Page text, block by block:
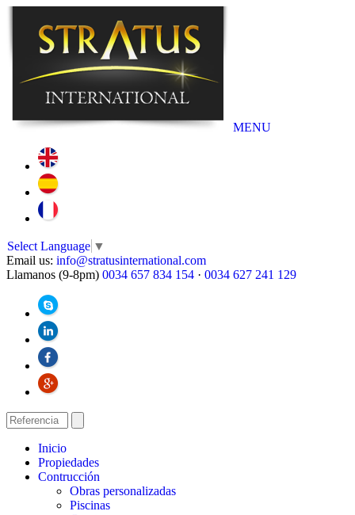
MENU
Select Language ▼
Email us: info@stratusinternational.com
Llamanos (9-8pm) 0034 657 834 154 · 0034 627 241 129
Inicio
Propiedades
Contrucción
Obras personalizadas
Piscinas